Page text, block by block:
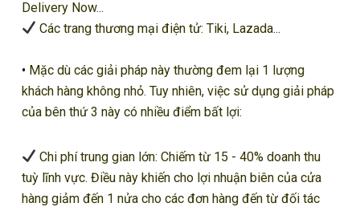
Delivery Now...
Các trang thương mại điện tử: Tiki, Lazada...
• Mặc dù các giải pháp này thường đem lại 1 lượng
khách hàng không nhỏ. Tuy nhiên, việc sử dụng giải pháp
của bên thứ 3 này có nhiều điểm bất lợi:
Chi phí trung gian lớn: Chiếm từ 15 - 40% doanh thu
tuỳ lĩnh vực. Điều này khiến cho lợi nhuận biên của cửa
hàng giảm đến 1 nửa cho các đơn hàng đến từ đối tác